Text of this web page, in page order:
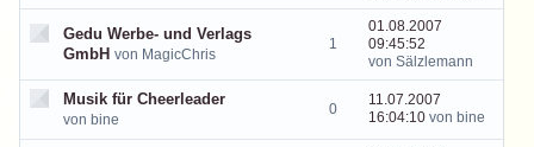
Gedu Werbe- und Verlags
GmbH von MagicChris
1
01.08.2007
09:45:52
von Sälzlemann
Musik für Cheerleader
von bine
0
11.07.2007
16:04:10 von bine